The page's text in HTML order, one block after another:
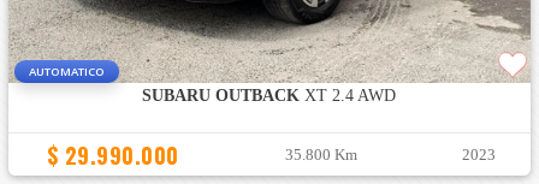
AUTOMATICO
SUBARU OUTBACK XT 2.4 AWD
$ 29.990.000 35.800 Km 2023